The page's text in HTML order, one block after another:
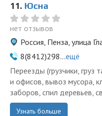
11. Юсна
нет отзывов
Россия, Пенза, улица
8(8412)298...ещё
Переезды (грузчики, груз
и офисов, вывоз мусора,
заборов, спил деревьев,
Узнать больше